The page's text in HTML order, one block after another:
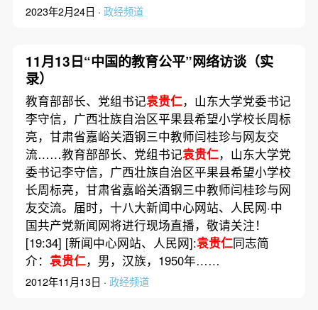
2023年2月24日 · 政经频道
11月13日“中国的教育公平”网络访谈（实
录）
教育部部长、党组书记袁贵仁，山东大学党委书记
李守信，广西壮族自治区平果县希望小学校长周标
亮，甘肃省嘉峪关酒钢三中教师闫桂珍与网友交
流……教育部部长、党组书记袁贵仁，山东大学党
委书记李守信，广西壮族自治区平果县希望小学校
长周标亮，甘肃省嘉峪关酒钢三中教师闫桂珍与网
友交流。届时，十八大新闻中心网站、人民网·中
国共产党新闻网将进行现场直播，敬请关注！
[19:34] [新闻中心网站、人民网]:袁贵仁同志简
介： 袁贵仁，男，汉族，1950年……
2012年11月13日 · 政经频道